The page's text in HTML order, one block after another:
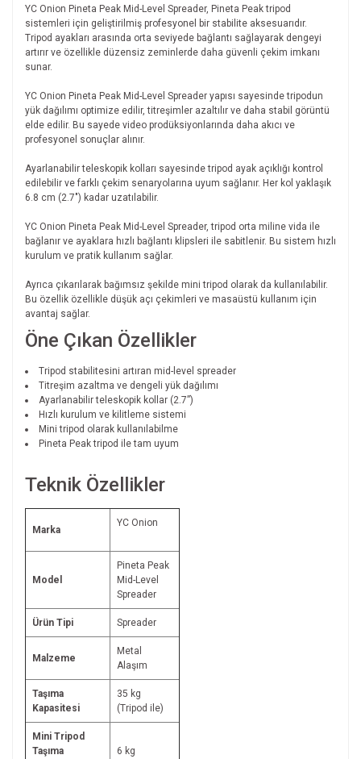
YC Onion Pineta Peak Mid-Level Spreader, Pineta Peak tripod
sistemleri için geliştirilmiş profesyonel bir stabilite aksesuarıdır.
Tripod ayakları arasında orta seviyede bağlantı sağlayarak dengeyi
artırır ve özellikle düzensiz zeminlerde daha güvenli çekim imkanı
sunar.
YC Onion Pineta Peak Mid-Level Spreader yapısı sayesinde tripodun
yük dağılımı optimize edilir, titreşimler azaltılır ve daha stabil görüntü
elde edilir. Bu sayede video prodüksiyonlarında daha akıcı ve
profesyonel sonuçlar alınır.
Ayarlanabilir teleskopik kolları sayesinde tripod ayak açıklığı kontrol
edilebilir ve farklı çekim senaryolarına uyum sağlanır. Her kol yaklaşık
6.8 cm (2.7") kadar uzatılabilir.
YC Onion Pineta Peak Mid-Level Spreader, tripod orta miline vida ile
bağlanır ve ayaklara hızlı bağlantı klipsleri ile sabitlenir. Bu sistem hızlı
kurulum ve pratik kullanım sağlar.
Ayrıca çıkarılarak bağımsız şekilde mini tripod olarak da kullanılabilir.
Bu özellik özellikle düşük açı çekimleri ve masaüstü kullanım için
avantaj sağlar.
Öne Çıkan Özellikler
Tripod stabilitesini artıran mid-level spreader
Titreşim azaltma ve dengeli yük dağılımı
Ayarlanabilir teleskopik kollar (2.7”)
Hızlı kurulum ve kilitleme sistemi
Mini tripod olarak kullanılabilme
Pineta Peak tripod ile tam uyum
Teknik Özellikler
Marka
YC Onion
Model
Pineta Peak
Mid-Level
Spreader
Ürün Tipi Spreader
Malzeme
Metal
Alaşım
Taşıma
Kapasitesi
35 kg
(Tripod ile)
Mini Tripod
Taşıma
6 kg